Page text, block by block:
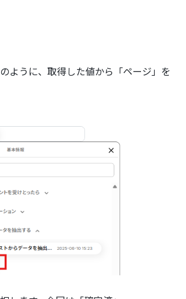
ように、取得した値から「ページ」を